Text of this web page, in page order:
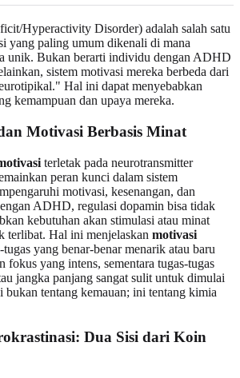
Hyperactivity Disorder) adalah salah satu
yang paling umum dikenali di mana
unik. Bukan berarti individu dengan ADHD
sistem motivasi mereka berbeda dari
Hal ini dapat menyebabkan
kemampuan dan upaya mereka.
Motivasi Berbasis Minat
terletak pada neurotransmitter
peran kunci dalam sistem
motivasi, kesenangan, dan
ADHD, regulasi dopamin bisa tidak
kebutuhan akan stimulasi atau minat
terlibat. Hal ini menjelaskan motivasi
tugas yang benar-benar menarik atau baru
fokus yang intens, sementara tugas-tugas
jangka panjang sangat sulit untuk dimulai
bukan tentang kemauan; ini tentang kimia
Dua Sisi dari Koin